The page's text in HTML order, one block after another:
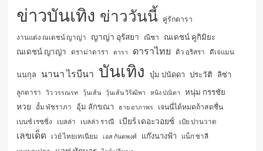
ข่าวบันเทิง ข่าววันนี้ คู่รักดารา
งานแต่ง ณเดชน์ ญาญ่า ญาญ่า อุรัสยา ณิชา
ณเดชน์ คูกิมิยะ
ณเดชน์ ญาญ่า
ดราม่าดารา ดารา ดาราไทย ดิว อริสรา ดีเจแมน
นนกุล นานา ไรบีนา บันเทิง บุ๋ม ปนัดดา ประวัติ ลิซ่า
ลูกดารา วิว วรรณรท วุ้นเส้น วุ้นเส้น วิริฒิพา หนิง ปณิตา หนุ่ม กรรชัย
หวย อั้ม พัชราภา อุ้ม ลักขณา ฮาย อาภาพร เจนนี่ได้หมดถ้าสดชื่น
เบนซ์ เรซซิ่ง เบลล่า เบลล่า ราณี เบียร์ เดอะวอยซ์ เป้ย ปานวาด
เลขเด็ด เวย์ ไทยเทเนียม เอส กันตพงศ์ แก๊งนางฟ้า
แน็ก ชาลี